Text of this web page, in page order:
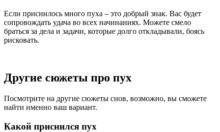
Если приснилось много пуха – это добрый знак. Вас будет
сопровождать удача во всех начинаниях. Можете смело
браться за дела и задачи, которые долго откладывали, боясь
рисковать.
Другие сюжеты про пух
Посмотрите на другие сюжеты снов, возможно, вы сможете
найти именно ваш вариант.
Какой приснился пух